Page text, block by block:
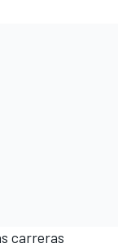
carreras